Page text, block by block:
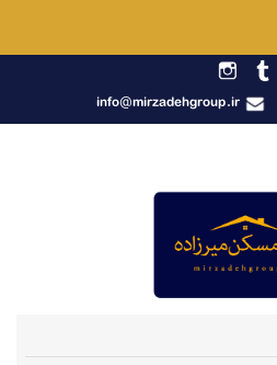
info@mirzadehgroup.ir